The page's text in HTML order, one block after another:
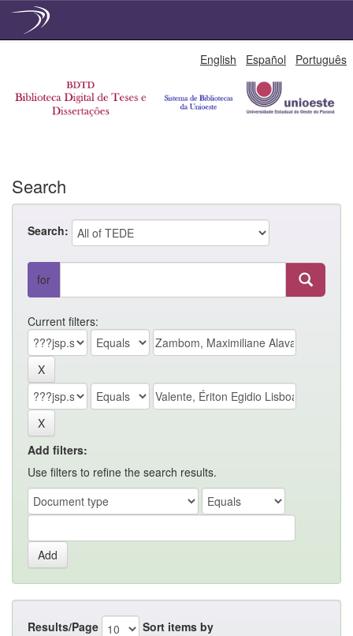
English Español Português
Search
Search:
for
Current filters:
Add filters:
Use filters to refine the search results.
Results/Page Sort items by